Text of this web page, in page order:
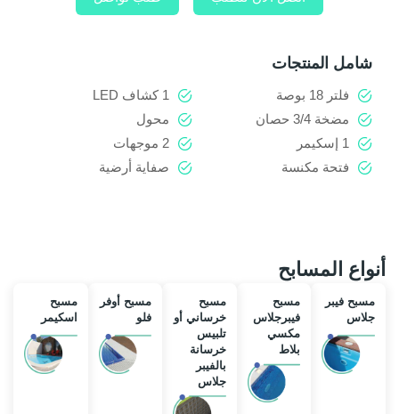
شامل المنتجات
فلتر 18 بوصة
1 كشاف LED
مضخة 3/4 حصان
محول
1 إسكيمر
2 موجهات
فتحة مكنسة
صفاية أرضية
أنواع المسابح
مسبح فيبر
جلاس
مسبح
فيبرجلاس
مكسي
بلاط
مسبح
خرساني أو
تلبيس
خرسانة
بالفيبر
جلاس
مسبح أوفر
فلو
مسبح
اسكيمر